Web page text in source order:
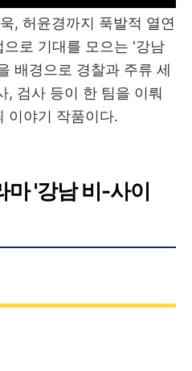
, 허윤경까지 푹발적 열연
로 기대를 모으는 '강남
배경으로 경찰과 주류 세
, 검사 등이 한 팀을 이뤄
이야기 작품이다.
'강남 비-사이